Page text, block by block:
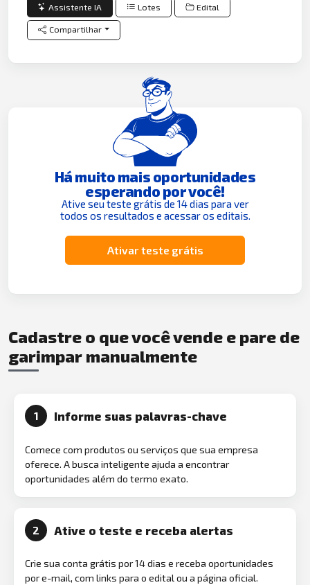
Assistente IA Lotes Edital
Compartilhar
Há muito mais oportunidades
esperando por você!
Ative seu teste grátis de 14 dias para ver
todos os resultados e acessar os editais.
Ativar teste grátis
Cadastre o que você vende e pare de
garimpar manualmente
1 Informe suas palavras-chave
Comece com produtos ou serviços que sua empresa
oferece. A busca inteligente ajuda a encontrar
oportunidades além do termo exato.
2 Ative o teste e receba alertas
Crie sua conta grátis por 14 dias e receba oportunidades
por e-mail, com links para o edital ou a página oficial.